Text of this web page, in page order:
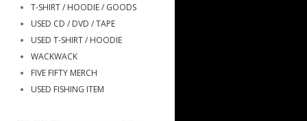
T-SHIRT / HOODIE / GOODS
USED CD / DVD / TAPE
USED T-SHIRT / HOODIE
WACKWACK
FIVE FIFTY MERCH
USED FISHING ITEM